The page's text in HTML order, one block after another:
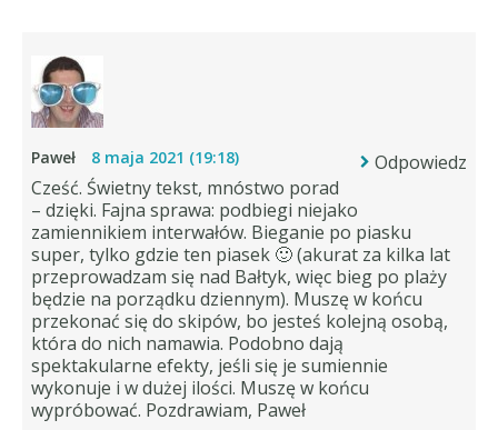
Paweł 8 maja 2021 (19:18)
Odpowiedz
Cześć. Świetny tekst, mnóstwo porad
– dzięki. Fajna sprawa: podbiegi niejako
zamiennikiem interwałów. Bieganie po piasku
super, tylko gdzie ten piasek 🙂 (akurat za kilka lat
przeprowadzam się nad Bałtyk, więc bieg po plaży
będzie na porządku dziennym). Muszę w końcu
przekonać się do skipów, bo jesteś kolejną osobą,
która do nich namawia. Podobno dają
spektakularne efekty, jeśli się je sumiennie
wykonuje i w dużej ilości. Muszę w końcu
wypróbować. Pozdrawiam, Paweł